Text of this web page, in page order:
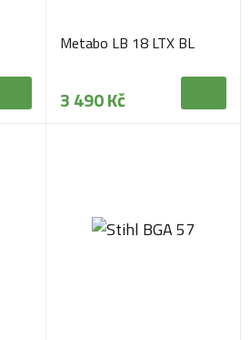
Metabo LB 18 LTX BL
3 490 Kč